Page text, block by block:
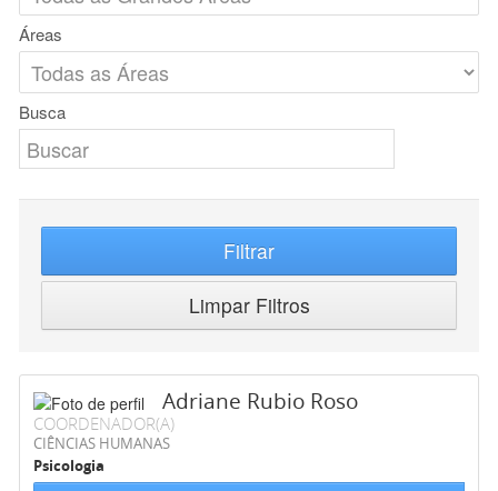
Áreas
Busca
Filtrar
Limpar Filtros
Adriane Rubio Roso
COORDENADOR(A)
CIÊNCIAS HUMANAS
Psicologia